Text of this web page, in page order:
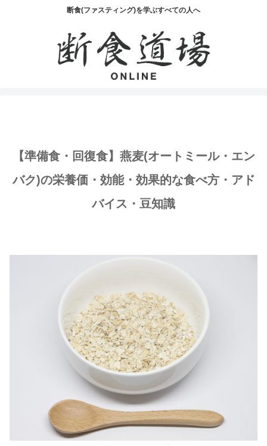
断食(ファスティング)を学ぶすべての人へ
【準備食・回復食】燕麦(オートミール・エン
バク)の栄養価・効能・効果的な食べ方・アド
バイス・豆知識